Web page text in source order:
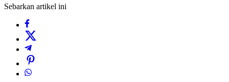
Sebarkan artikel ini